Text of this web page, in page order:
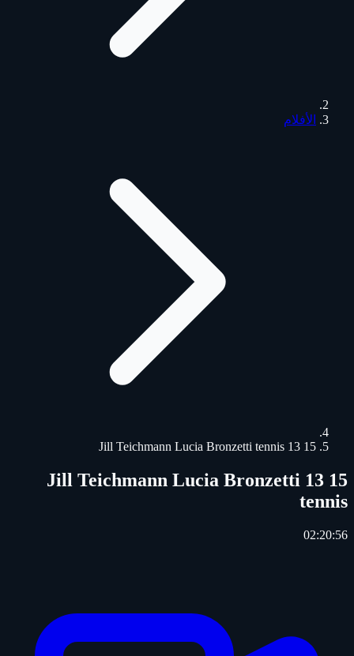
الأفلام
15 13 Jill Teichmann Lucia Bronzetti tennis
15 13 Jill Teichmann Lucia Bronzetti
tennis
02:20:56